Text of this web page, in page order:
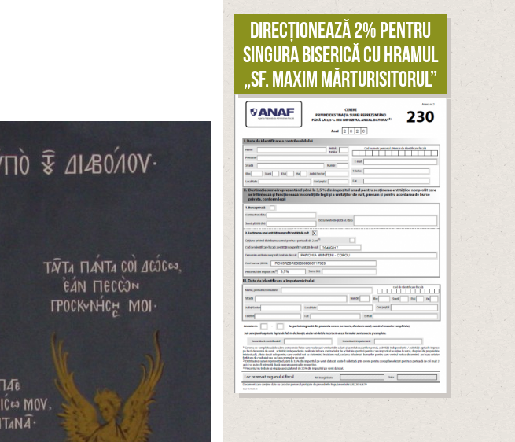
Direcționează 2% pentru
singura biserică cu hramul
„Sf. Maxim Mărturisitorul”